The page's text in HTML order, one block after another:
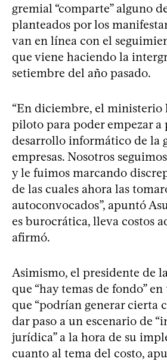
gremial “comparte” alguno
planteados por los
van en línea con el
que viene haciendo la
setiembre del año pasado.
“En diciembre, el ministerio
piloto para poder empezar a
desarrollo informático de la
empresas. Nosotros
y le fuimos marcando
de las cuales ahora las
autoconvocados”, apuntó
es burocrática, lleva costos
afirmó.
Asimismo, el presidente de
que “hay temas de fondo”
que “podrían generar cierta
dar paso a un escenario de
jurídica” a la hora de su
cuanto al tema del costo,